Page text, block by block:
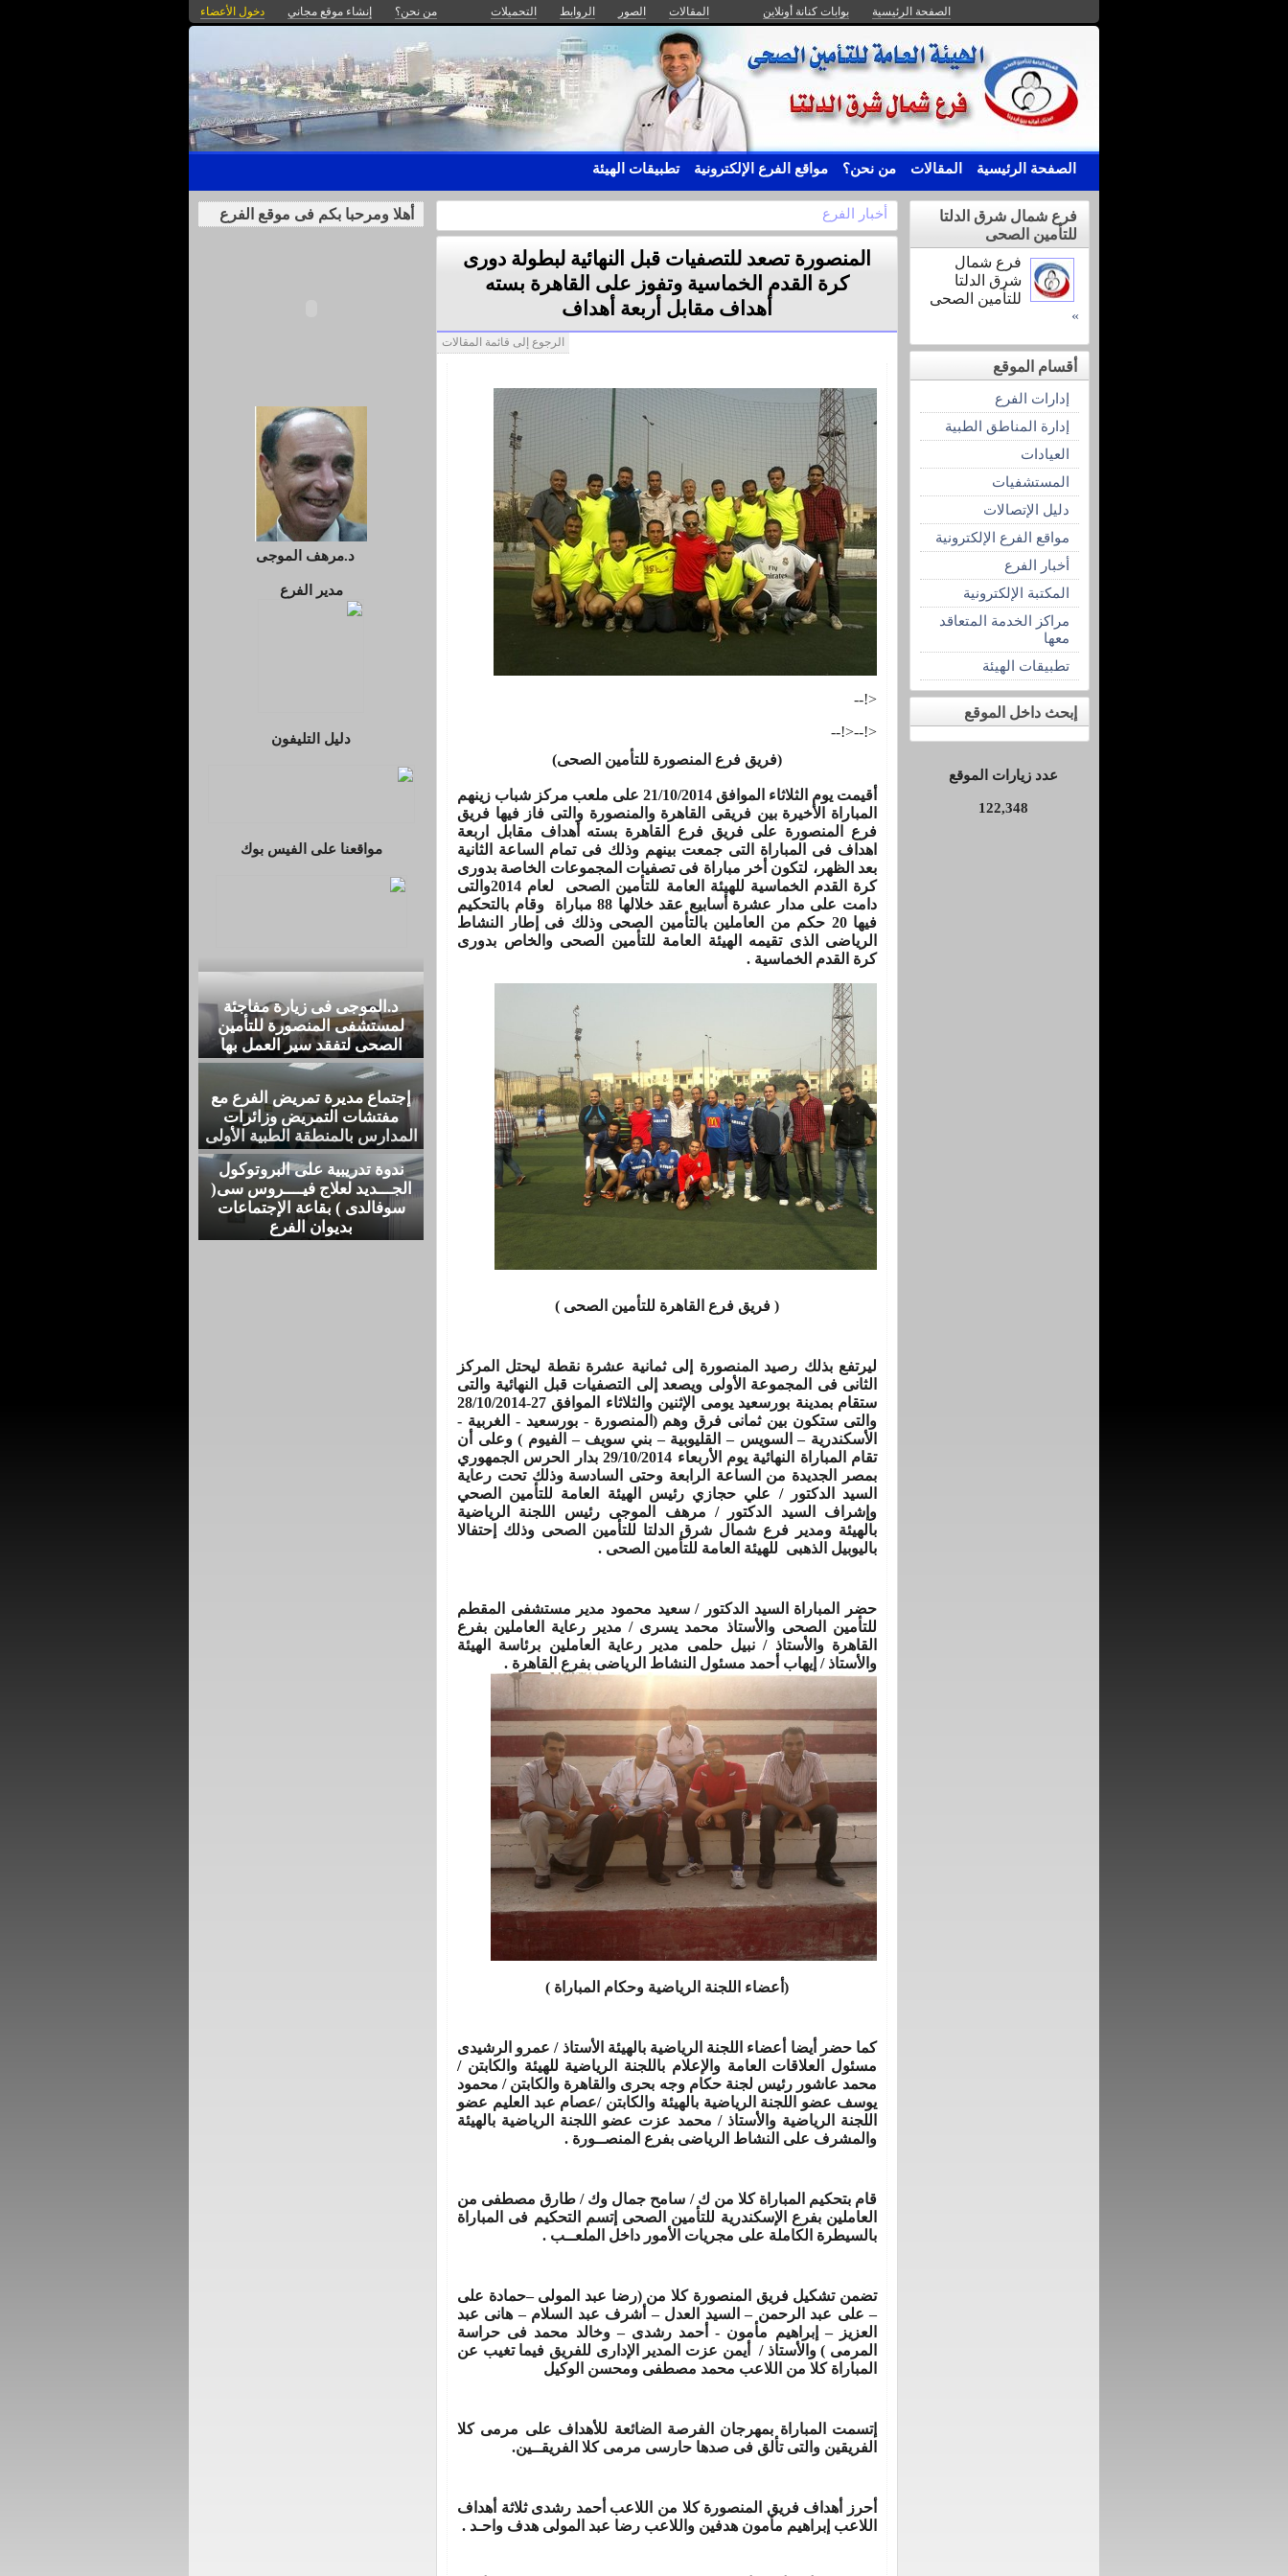
الصفحة الرئيسية بوابات كنانة أونلاين المقالات الصور الروابط التحميلات من نحن؟ إنشاء موقع مجاني دخول الأعضاء
الصفحة الرئيسية المقالات من نحن؟ مواقع الفرع الإلكترونية تطبيقات الهيئة
أخبار الفرع
المنصورة تصعد للتصفيات قبل النهائية لبطولة دورى
كرة القدم الخماسية وتفوز على القاهرة بسته
أهداف مقابل أربعة أهداف
الرجوع إلى قائمة المقالات
<!--
<!--<!--
(فريق فرع المنصورة للتأمين الصحى)
أقيمت يوم الثلاثاء الموافق 21/10/2014 على ملعب مركز شباب زينهم
المباراة الأخيرة بين فريقى القاهرة والمنصورة والتى فاز فيها فريق
فرع المنصورة على فريق فرع القاهرة بسته أهداف مقابل اربعة
اهداف فى المباراة التى جمعت بينهم وذلك فى تمام الساعة الثانية
بعد الظهر، لتكون أخر مباراة فى تصفيات المجموعات الخاصة بدورى
كرة القدم الخماسية للهيئة العامة للتأمين الصحى لعام 2014والتى
دامت على مدار عشرة أسابيع عقد خلالها 88 مباراة وقام بالتحكيم
فيها 20 حكم من العاملين بالتأمين الصحى وذلك فى إطار النشاط
الرياضى الذى تقيمه الهيئة العامة للتأمين الصحى والخاص بدورى
كرة القدم الخماسية .
( فريق فرع القاهرة للتأمين الصحى )
ليرتفع بذلك رصيد المنصورة إلى ثمانية عشرة نقطة ليحتل المركز
الثانى فى المجموعة الأولى ويصعد إلى التصفيات قبل النهائية والتى
ستقام بمدينة بورسعيد يومى الإثنين والثلاثاء الموافق 27-28/10/2014
والتى ستكون بين ثمانى فرق وهم (المنصورة - بورسعيد - الغربية -
الأسكندرية – السويس – القليوبية – بني سويف – الفيوم ) وعلى أن
تقام المباراة النهائية يوم الأربعاء 29/10/2014 بدار الحرس الجمهوري
بمصر الجديدة من الساعة الرابعة وحتى السادسة وذلك تحت رعاية
السيد الدكتور / علي حجازي رئيس الهيئة العامة للتأمين الصحي
وإشراف السيد الدكتور / مرهف الموجى رئيس اللجنة الرياضية
بالهيئة ومدير فرع شمال شرق الدلتا للتأمين الصحى وذلك إحتفالا
باليوبيل الذهبى للهيئة العامة للتأمين الصحى .
حضر المباراة السيد الدكتور / سعيد محمود مدير مستشفى المقطم
للتأمين الصحى والأستاذ محمد يسرى / مدير رعاية العاملين بفرع
القاهرة والأستاذ / نبيل حلمى مدير رعاية العاملين برئاسة الهيئة
والأستاذ / إيهاب أحمد مسئول النشاط الرياضى بفرع القاهرة .
(أعضاء اللجنة الرياضية وحكام المباراة )
كما حضر أيضا أعضاء اللجنة الرياضية بالهيئة الأستاذ / عمرو الرشيدى
مسئول العلاقات العامة والإعلام باللجنة الرياضية للهيئة والكابتن /
محمد عاشور رئيس لجنة حكام وجه بحرى والقاهرة والكابتن / محمود
يوسف عضو اللجنة الرياضية بالهيئة والكابتن /عصام عبد العليم عضو
اللجنة الرياضية والأستاذ / محمد عزت عضو اللجنة الرياضية بالهيئة
والمشرف على النشاط الرياضى بفرع المنصــورة .
قام بتحكيم المباراة كلا من ك / سامح جمال وك / طارق مصطفى من
العاملين بفرع الإسكندرية للتأمين الصحى إتسم التحكيم فى المباراة
بالسيطرة الكاملة على مجريات الأمور داخل الملعــب .
تضمن تشكيل فريق المنصورة كلا من (رضا عبد المولى –حمادة على
– على عبد الرحمن – السيد العدل – أشرف عبد السلام – هانى عبد
العزيز – إبراهيم مأمون - أحمد رشدى – وخالد محمد فى حراسة
المرمى ) والأستاذ / أيمن عزت المدير الإدارى للفريق فيما تغيب عن
المباراة كلا من اللاعب محمد مصطفى ومحسن الوكيل
إتسمت المباراة بمهرجان الفرصة الضائعة للأهداف على مرمى كلا
الفريقين والتى تألق فى صدها حارسى مرمى كلا الفريقــين.
أحرز أهداف فريق المنصورة كلا من اللاعب أحمد رشدى ثلاثة أهداف
اللاعب إبراهيم مأمون هدفين واللاعب رضا عبد المولى هدف واحـد .
فرع شمال شرق الدلتا
للتأمين الصحى
فرع شمال
شرق الدلتا
للتأمين الصحى
»
أقسام الموقع
إدارات الفرع
إدارة المناطق الطبية
العيادات
المستشفيات
دليل الإتصالات
مواقع الفرع الإلكترونية
أخبار الفرع
المكتبة الإلكترونية
مراكز الخدمة المتعاقد
معها
تطبيقات الهيئة
إبحث داخل الموقع
عدد زيارات الموقع
122,348
أهلا ومرحبا بكم فى موقع الفرع
د.مرهف الموجى
مدير الفرع
دليل التليفون
مواقعنا على الفيس بوك
د.الموجى فى زيارة مفاجئة
لمستشفى المنصورة للتأمين
الصحى لتفقد سير العمل بها
إجتماع مديرة تمريض الفرع مع
مفتشات التمريض وزائرات
المدارس بالمنطقة الطبية الأولى
ندوة تدريبية على البروتوكول
الجـــديد لعلاج فيــــروس سى(
سوفالدى ) بقاعة الإجتماعات
بديوان الفرع